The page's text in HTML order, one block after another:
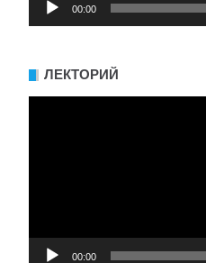
00:00
ЛЕКТОРИЙ
00:00